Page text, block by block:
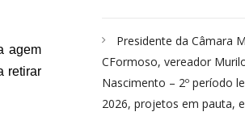
agem
retirar
Presidente da Câmara
CFormoso, vereador
Nascimento – 2º período
2026, projetos em pauta,